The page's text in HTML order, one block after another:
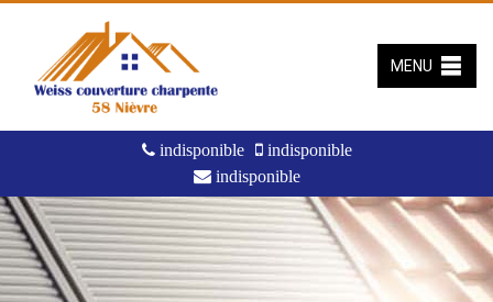
indisponible
indisponible
indisponible
MENU